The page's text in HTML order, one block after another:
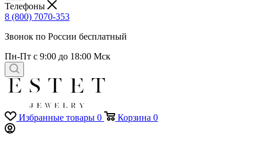
Телефоны
8 (800) 7070-353
Звонок по России бесплатный
Пн-Пт с 9:00 до 18:00 Мск
Избранные товары 0 Корзина 0